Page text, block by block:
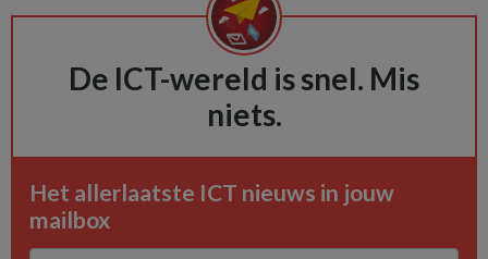
De ICT-wereld is snel. Mis
niets.
Het allerlaatste ICT nieuws in jouw
mailbox